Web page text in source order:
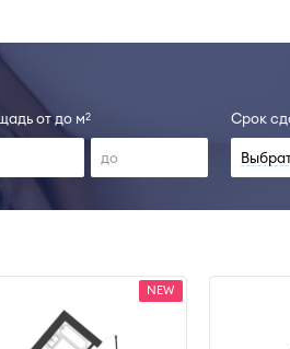
от до м2 Срок
NEW